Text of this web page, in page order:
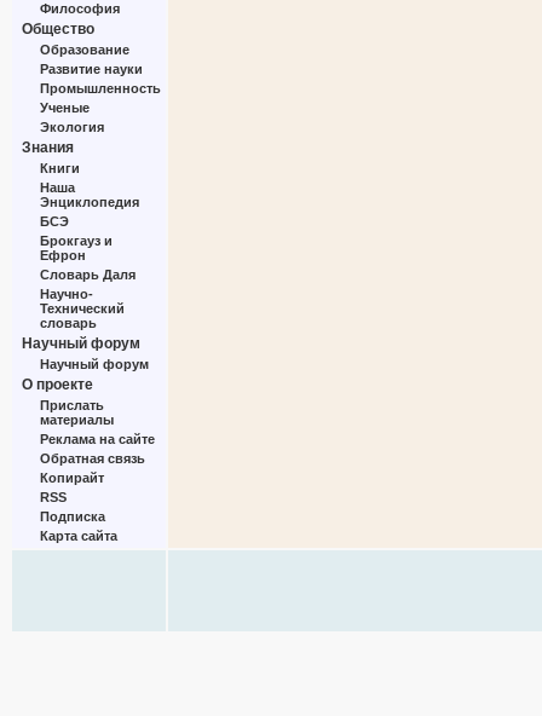
Философия
Общество
Образование
Развитие науки
Промышленность
Ученые
Экология
Знания
Книги
Наша
Энциклопедия
БСЭ
Брокгауз и
Ефрон
Словарь Даля
Научно-
Технический
словарь
Научный форум
Научный форум
О проекте
Прислать
материалы
Реклама на сайте
Обратная связь
Копирайт
RSS
Подписка
Карта сайта